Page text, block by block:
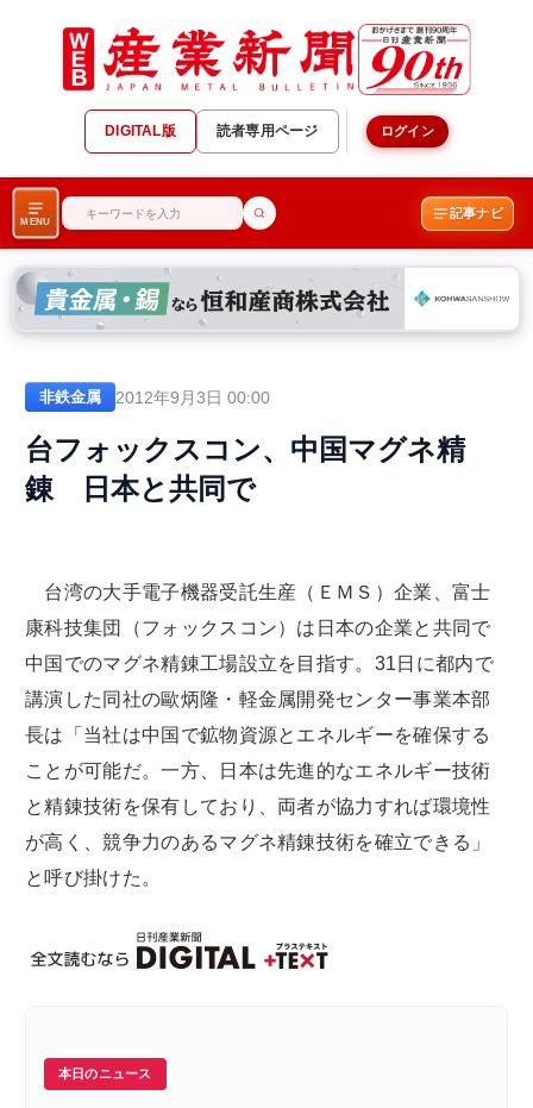
DIGITAL版 読者専用ページ ログイン
MENU
記事ナビ
非鉄金属 2012年9月3日 00:00
台フォックスコン、中国マグネ精
錬 日本と共同で
台湾の大手電子機器受託生産（ＥＭＳ）企業、富士
康科技集団（フォックスコン）は日本の企業と共同で
中国でのマグネ精錬工場設立を目指す。31日に都内で
講演した同社の歐炳隆・軽金属開発センター事業本部
長は「当社は中国で鉱物資源とエネルギーを確保する
ことが可能だ。一方、日本は先進的なエネルギー技術
と精錬技術を保有しており、両者が協力すれば環境性
が高く、競争力のあるマグネ精錬技術を確立できる」
と呼び掛けた。
本日のニュース